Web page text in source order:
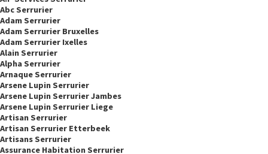
Abc Serrurier
Adam Serrurier
Adam Serrurier Bruxelles
Adam Serrurier Ixelles
Alain Serrurier
Alpha Serrurier
Arnaque Serrurier
Arsene Lupin Serrurier
Arsene Lupin Serrurier Jambes
Arsene Lupin Serrurier Liege
Artisan Serrurier
Artisan Serrurier Etterbeek
Artisans Serrurier
Assurance Habitation Serrurier